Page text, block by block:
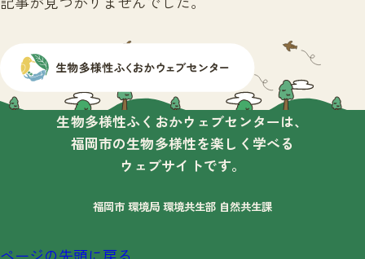
生物多様性ふくおかウェブセンターは、
福岡市の生物多様性を楽しく学べる
ウェブサイトです。
福岡市 環境局 環境共生部 自然共生課